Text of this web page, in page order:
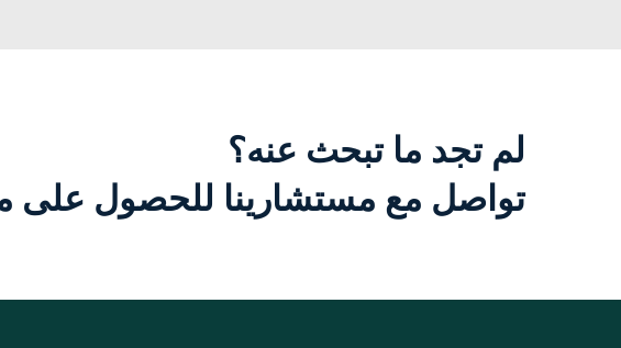
لم تجد ما تبحث عنه؟
تواصل مع مستشارينا للحصول على